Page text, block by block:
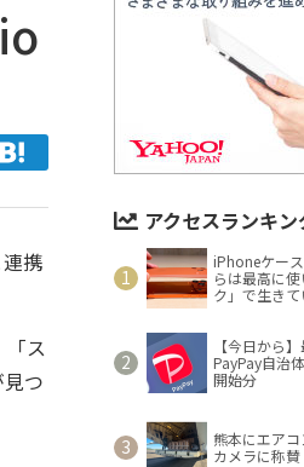
携
ス
つ
アクセスランキン
iPhoneケー
らは最高に
ク」で生きて
【今日から
PayPay自治
開始分
熊本にエア
カメラに称賛